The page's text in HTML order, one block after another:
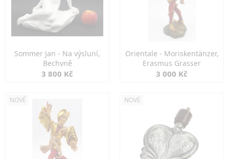
Sommer Jan - Na výsluní,
Bechyně
3 800 Kč
Orientale - Moriskentänzer,
Erasmus Grasser
3 000 Kč
NOVÉ NOVÉ